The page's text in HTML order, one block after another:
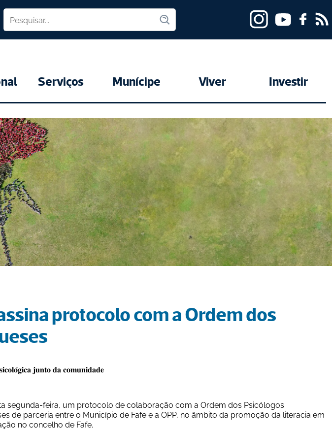
Serviços Munícipe Viver Investir
protocolo com a Ordem dos
𝐣𝐮𝐧𝐭𝐨 𝐝𝐚 𝐜𝐨𝐦𝐮𝐧𝐢𝐝𝐚𝐝𝐞
segunda-feira, um protocolo de colaboração com a Ordem dos Psicólogos
de parceria entre o Município de Fafe e a OPP, no âmbito da promoção da literacia em
no concelho de Fafe.